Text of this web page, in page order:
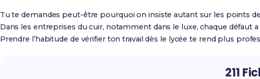
Tu te demandes peut-être pourquoi on insiste autant sur les points
Dans les entreprises du cuir, notamment dans le luxe, chaque
Prendre l’habitude de vérifier ton travail dès le lycée te rend plus
211